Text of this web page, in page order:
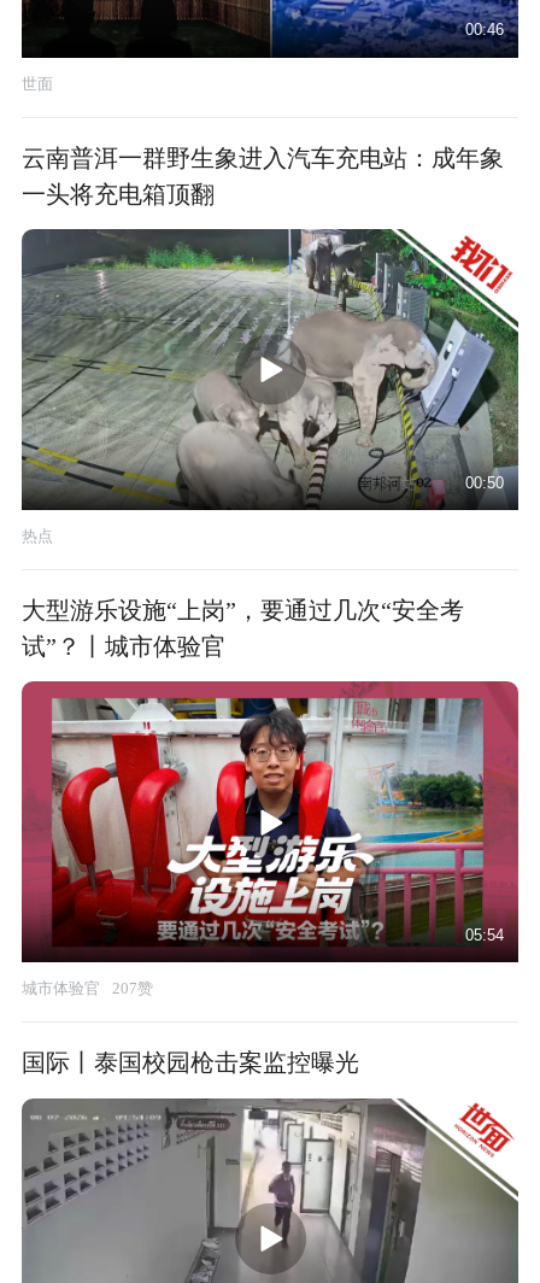
00:46
世面
云南普洱一群野生象进入汽车充电站：成年象
一头将充电箱顶翻
00:50
热点
大型游乐设施“上岗”，要通过几次“安全考
试”？丨城市体验官
05:54
城市体验官 207赞
国际丨泰国校园枪击案监控曝光